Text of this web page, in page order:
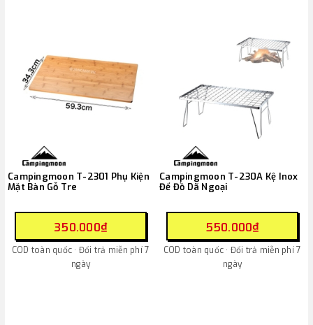
Campingmoon T-2301 Phụ Kiện
Mặt Bàn Gỗ Tre
350.000₫
COD toàn quốc · Đổi trả miễn phí 7
ngày
Campingmoon T-230A Kệ Inox
Để Đồ Dã Ngoại
550.000₫
COD toàn quốc · Đổi trả miễn phí 7
ngày